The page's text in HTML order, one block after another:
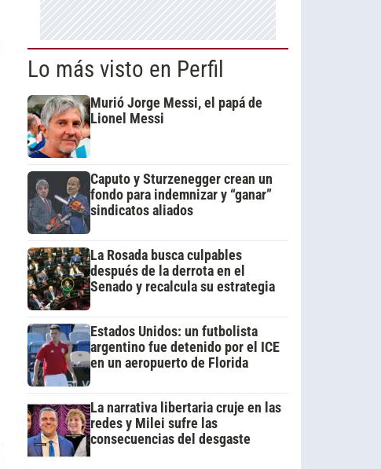
Lo más visto en Perfil
Murió Jorge Messi, el papá de
Lionel Messi
Caputo y Sturzenegger crean un
fondo para indemnizar y “ganar”
sindicatos aliados
La Rosada busca culpables
después de la derrota en el
Senado y recalcula su estrategia
Estados Unidos: un futbolista
argentino fue detenido por el ICE
en un aeropuerto de Florida
La narrativa libertaria cruje en las
redes y Milei sufre las
consecuencias del desgaste